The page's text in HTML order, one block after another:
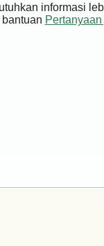
informasi